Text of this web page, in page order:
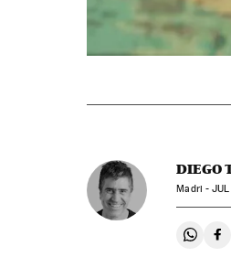
DIEGO
Madri -JUL